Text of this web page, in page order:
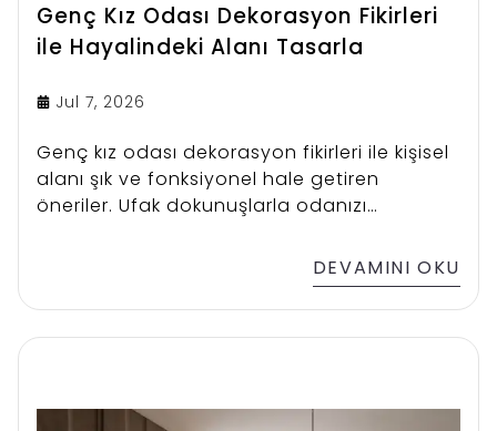
Genç Kız Odası Dekorasyon Fikirleri
ile Hayalindeki Alanı Tasarla
Jul 7, 2026
Genç kız odası dekorasyon fikirleri ile kişisel
alanı şık ve fonksiyonel hale getiren
öneriler. Ufak dokunuşlarla odanızı
DEVAMINI OKU